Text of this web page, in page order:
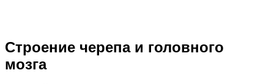
Строение черепа и головного
мозга